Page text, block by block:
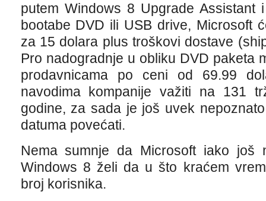
putem Windows 8 Upgrade Assistant
bootabe DVD ili USB drive, Microsoft
za 15 dolara plus troškovi dostave
Pro nadogradnje u obliku DVD paketa
prodavnicama po ceni od 69.99
navodima kompanije važiti na 131
godine, za sada je još uvek
datuma povećati.
Nema sumnje da Microsoft iako još
Windows 8 želi da u što kraćem
broj korisnika.